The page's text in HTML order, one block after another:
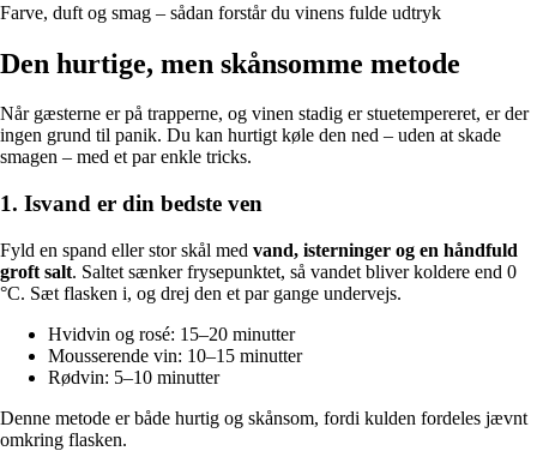
Farve, duft og smag – sådan forstår du vinens fulde udtryk
Den hurtige, men skånsomme metode
Når gæsterne er på trapperne, og vinen stadig er stuetempereret, er der
ingen grund til panik. Du kan hurtigt køle den ned – uden at skade
smagen – med et par enkle tricks.
1. Isvand er din bedste ven
Fyld en spand eller stor skål med vand, isterninger og en håndfuld
groft salt. Saltet sænker frysepunktet, så vandet bliver koldere end 0
°C. Sæt flasken i, og drej den et par gange undervejs.
Hvidvin og rosé: 15–20 minutter
Mousserende vin: 10–15 minutter
Rødvin: 5–10 minutter
Denne metode er både hurtig og skånsom, fordi kulden fordeles jævnt
omkring flasken.